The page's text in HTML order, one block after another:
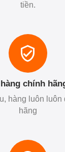
tiền.
chính
hàng luôn luôn
hãng